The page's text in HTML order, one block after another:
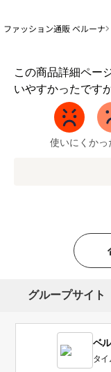
ファッション通販 ベルーナ
この商品詳細ペー
いやすかったです
1
か
使いにくかっ
グループサイト
ベ
タイ